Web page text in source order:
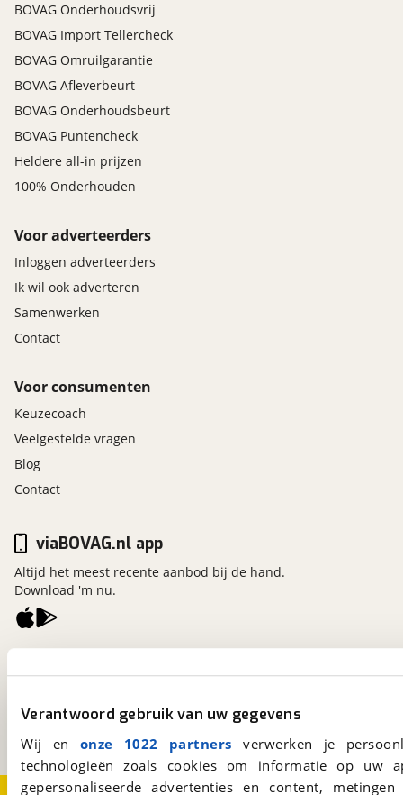
Verantwoord gebruik van uw gegevens
Wij en onze 1022 partners verwerken je
technologieën zoals cookies om informatie op
gepersonaliseerde advertenties en content,
BOVAG Onderhoudsvrij
BOVAG Import Tellercheck
BOVAG Omruilgarantie
BOVAG Afleverbeurt
BOVAG Onderhoudsbeurt
BOVAG Puntencheck
Heldere all-in prijzen
100% Onderhouden
Voor adverteerders
Inloggen adverteerders
Ik wil ook adverteren
Samenwerken
Contact
Voor consumenten
Keuzecoach
Veelgestelde vragen
Blog
Contact
Een initiatief van
viaBOVAG.nl app
Altijd het meest recente aanbod bij de hand.
Download 'm nu.